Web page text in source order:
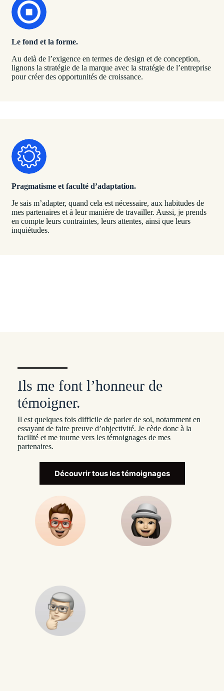
Le fond et la forme.
Au delà de l’exigence en termes de design et de conception,
lignons la stratégie de la marque avec la stratégie de l’entreprise
pour créer des opportunités de croissance.
Pragmatisme et faculté d’adaptation.
Je sais m’adapter, quand cela est nécessaire, aux habitudes de
mes partenaires et à leur manière de travailler. Aussi, je prends
en compte leurs contraintes, leurs attentes, ainsi que leurs
inquiétudes.
Ils me font l’honneur de
témoigner.
Il est quelques fois difficile de parler de soi, notamment en
essayant de faire preuve d’objectivité. Je cède donc à la
facilité et me tourne vers les témoignages de mes
partenaires.
Découvrir tous les témoignages